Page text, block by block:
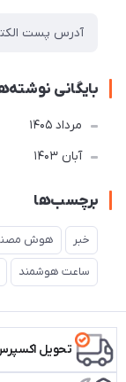
بایگانی
مرداد 1405
آبان 1403
برچسب‌ها
خبر هوش
ساعت هوشمند
تحویل